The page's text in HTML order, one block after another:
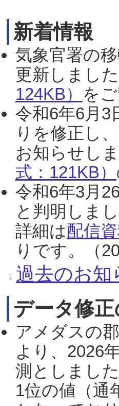
新着情報
気象官署の
更新しまし
124KB） を
令和6年6月3
りを修正し
お知らせし
式：121KB）
令和6年3月
と判明しま
詳細は配信
りです。（
過去のお知
データ修
アメダスの
より、2026
測としまし
1位の値（通